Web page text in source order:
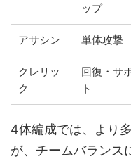
ップ
アサシン 単体攻撃
クレリッ
ク
回復・サ
ト
4体編成では、より
が、チームバランス